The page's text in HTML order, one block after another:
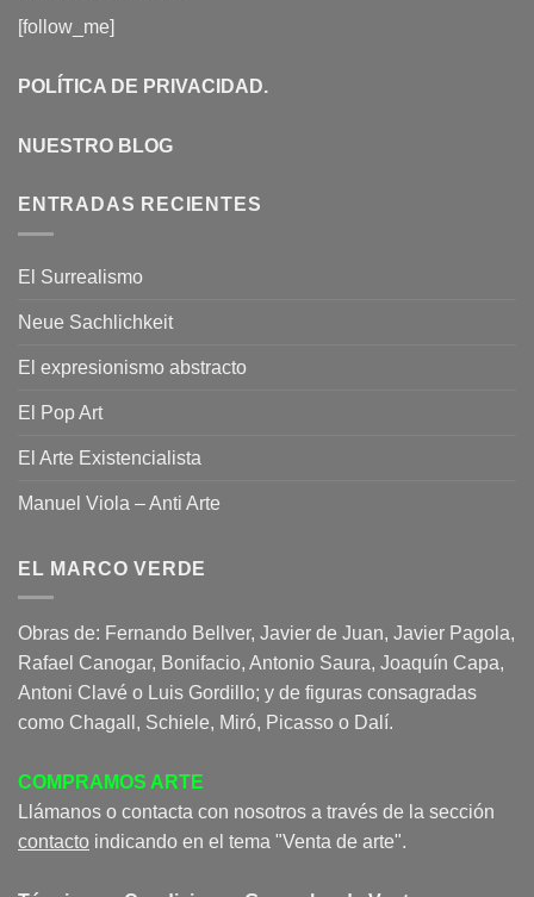
[follow_me]
POLÍTICA DE PRIVACIDAD.
NUESTRO BLOG
ENTRADAS RECIENTES
El Surrealismo
Neue Sachlichkeit
El expresionismo abstracto
El Pop Art
El Arte Existencialista
Manuel Viola – Anti Arte
EL MARCO VERDE
Obras de: Fernando Bellver, Javier de Juan, Javier Pagola,
Rafael Canogar, Bonifacio, Antonio Saura, Joaquín Capa,
Antoni Clavé o Luis Gordillo; y de figuras consagradas
como Chagall, Schiele, Miró, Picasso o Dalí.
COMPRAMOS ARTE
Llámanos o contacta con nosotros a través de la sección
contacto indicando en el tema "Venta de arte".